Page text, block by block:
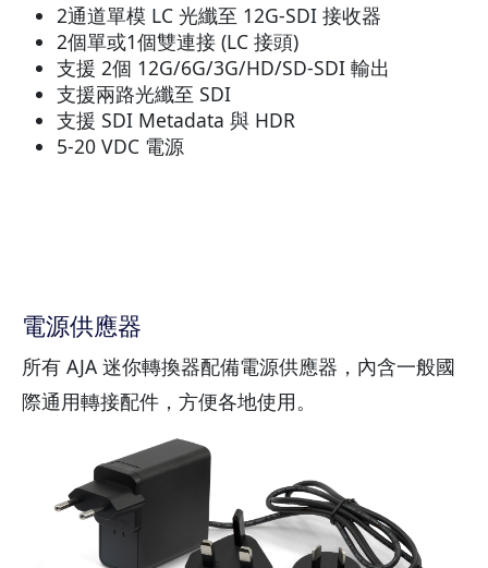
2通道單模 LC 光纖至 12G-SDI 接收器
2個單或1個雙連接 (LC 接頭)
支援 2個 12G/6G/3G/HD/SD-SDI 輸出
支援兩路光纖至 SDI
支援 SDI Metadata 與 HDR
5-20 VDC 電源
電源供應器
所有 AJA 迷你轉換器配備電源供應器，內含一般國
際通用轉接配件，方便各地使用。